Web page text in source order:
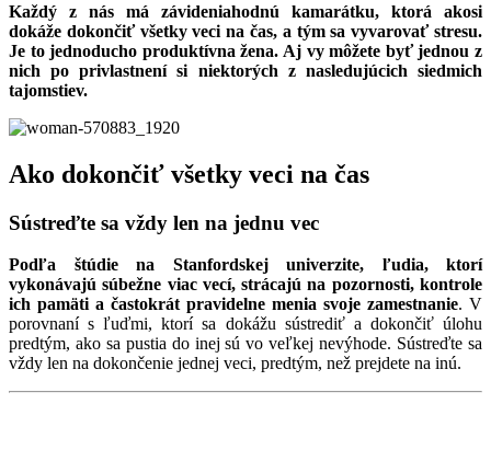
Každý z nás má závideniahodnú kamarátku, ktorá akosi
dokáže dokončiť všetky veci na čas, a tým sa vyvarovať stresu.
Je to jednoducho produktívna žena. Aj vy môžete byť jednou z
nich po privlastnení si niektorých z nasledujúcich siedmich
tajomstiev.
Ako dokončiť všetky veci na čas
Sústreďte sa vždy len na jednu vec
Podľa štúdie na Stanfordskej univerzite, ľudia, ktorí
vykonávajú súbežne viac vecí, strácajú na pozornosti, kontrole
ich pamäti a častokrát pravidelne menia svoje zamestnanie. V
porovnaní s ľuďmi, ktorí sa dokážu sústrediť a dokončiť úlohu
predtým, ako sa pustia do inej sú vo veľkej nevýhode. Sústreďte sa
vždy len na dokončenie jednej veci, predtým, než prejdete na inú.